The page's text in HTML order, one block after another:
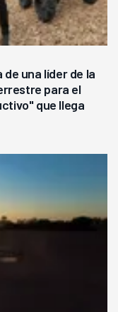
una líder de la
para el
que llega